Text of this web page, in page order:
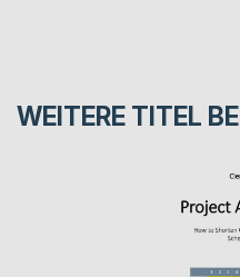
WEITERE TITEL BEI